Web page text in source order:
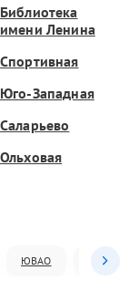
Библиотека
имени Ленина
Спортивная
Юго-Западная
Саларьево
Ольховая
ЮВАО ЮАО